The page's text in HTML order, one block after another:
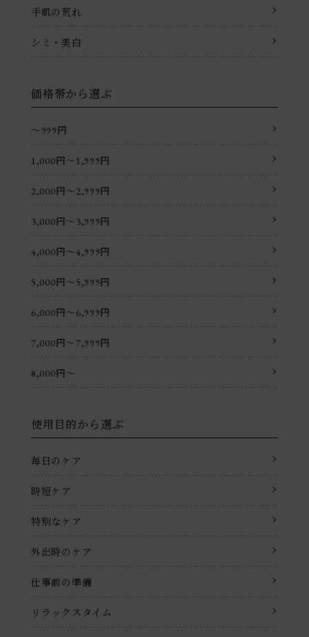
手肌の荒れ
シミ・美白
価格帯から選ぶ
〜999円
1,000円〜1,999円
2,000円〜2,999円
3,000円〜3,999円
4,000円〜4,999円
5,000円〜5,999円
6,000円〜6,999円
7,000円〜7,999円
8,000円〜
使用目的から選ぶ
毎日のケア
時短ケア
特別なケア
外出時のケア
仕事前の準備
リラックスタイム